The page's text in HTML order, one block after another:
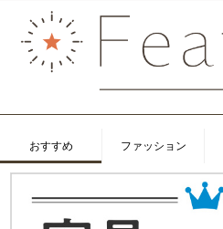
おすすめ ファッション